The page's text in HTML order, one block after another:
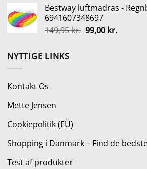
var:
44,95 kr..
er:
Bestway luftmadras -
6941607348697
149,95kr. Den
99,00 kr.Den
NYTTIGE LINKS
Kontakt Os
Mette Jensen
Cookiepolitik (EU)
Shopping i Danmark – Find de
Test af produkter